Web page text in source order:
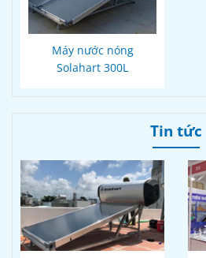
Máy nước nóng
Solahart 300L
Tin tức